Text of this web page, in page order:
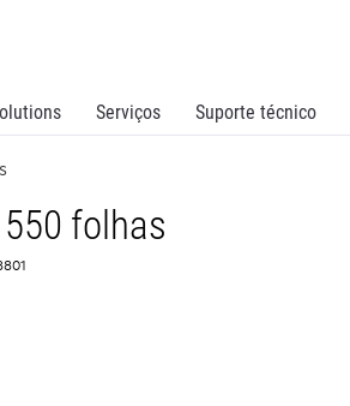
Serviços Suporte técnico
folhas